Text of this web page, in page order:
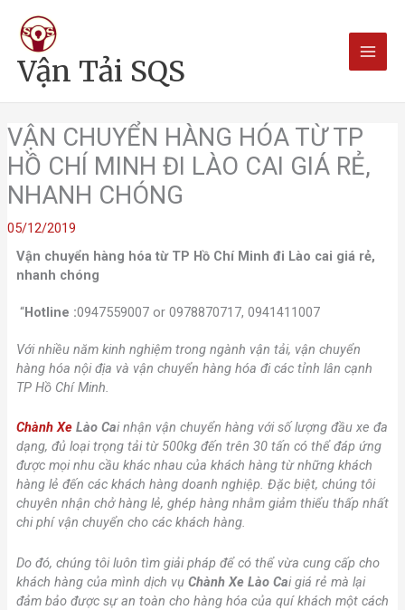
dungVận Tải SQS
VẬN CHUYỂN HÀNG HÓA TỪ TP
HỒ CHÍ MINH ĐI LÀO CAI GIÁ RẺ,
NHANH CHÓNG
05/12/2019
Vận chuyển hàng hóa từ TP Hồ Chí Minh đi Lào cai giá rẻ,
nhanh chóng
“Hotline :0947559007 or 0978870717, 0941411007
Với nhiều năm kinh nghiệm trong ngành vận tải, vận chuyển
hàng hóa nội địa và vận chuyển hàng hóa đi các tỉnh lân cạnh
TP Hồ Chí Minh.
Chành Xe Lào Cai nhận vận chuyển hàng với số lượng đầu xe đa
dạng, đủ loại trọng tải từ 500kg đến trên 30 tấn có thể đáp ứng
được mọi nhu cầu khác nhau của khách hàng từ những khách
hàng lẻ đến các khách hàng doanh nghiệp. Đặc biệt, chúng tôi
chuyên nhận chở hàng lẻ, ghép hàng nhằm giảm thiểu thấp nhất
chi phí vận chuyển cho các khách hàng.
Do đó, chúng tôi luôn tìm giải pháp để có thể vừa cung cấp cho
khách hàng của mình dịch vụ Chành Xe Lào Cai giá rẻ mà lại
đảm bảo được sự an toàn cho hàng hóa của quí khách một cách